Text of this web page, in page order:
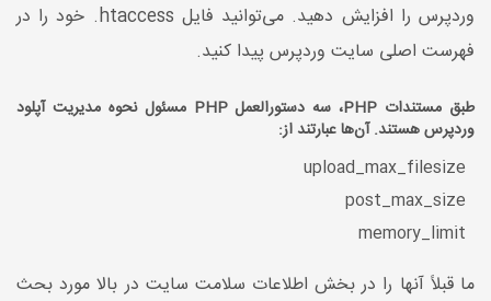
وردپرس را افزایش دهید. می‌توانید فایل htaccess. خود را در
فهرست اصلی سایت وردپرس پیدا کنید.
طبق مستندات PHP، سه دستورالعمل PHP مسئول نحوه مدیریت آپلود
وردپرس هستند. آن‌ها عبارتند از:
upload_max_filesize
post_max_size
memory_limit
ما قبلاً آنها را در بخش اطلاعات سلامت سایت در بالا مورد بحث